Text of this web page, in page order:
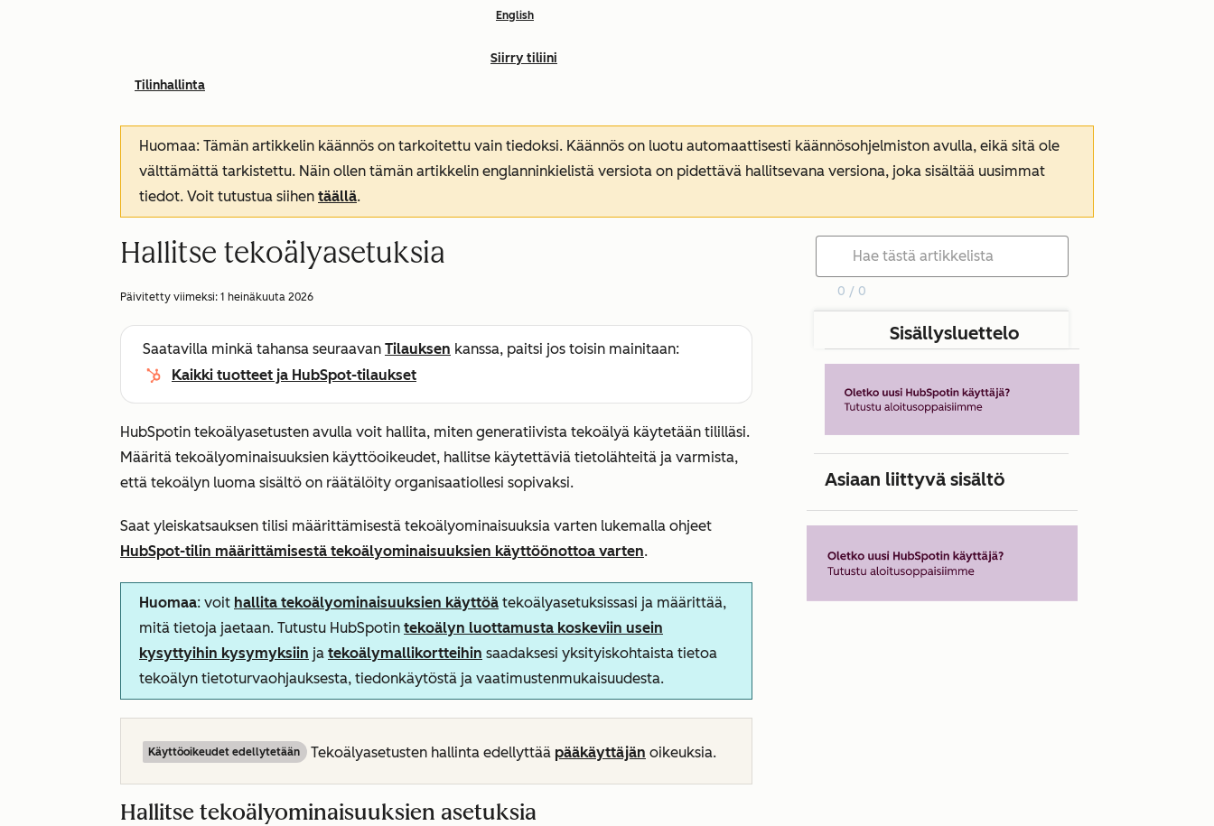
English
Siirry tiliini
Tilinhallinta
Huomaa: Tämän artikkelin käännös on tarkoitettu vain tiedoksi. Käännös on luotu automaattisesti käännösohjelmiston avulla, eikä sitä ole
välttämättä tarkistettu. Näin ollen tämän artikkelin englanninkielistä versiota on pidettävä hallitsevana versiona, joka sisältää uusimmat
tiedot. Voit tutustua siihen täällä.
Hallitse tekoälyasetuksia
Päivitetty viimeksi: 1 heinäkuuta 2026
Saatavilla minkä tahansa seuraavan Tilauksen kanssa, paitsi jos toisin mainitaan:
Kaikki tuotteet ja HubSpot-tilaukset
HubSpotin tekoälyasetusten avulla voit hallita, miten generatiivista tekoälyä käytetään tililläsi.
Määritä tekoälyominaisuuksien käyttöoikeudet, hallitse käytettäviä tietolähteitä ja varmista,
että tekoälyn luoma sisältö on räätälöity organisaatiollesi sopivaksi.
Saat yleiskatsauksen tilisi määrittämisestä tekoälyominaisuuksia varten lukemalla ohjeet
HubSpot-tilin määrittämisestä tekoälyominaisuuksien käyttöönottoa varten.
Huomaa: voit hallita tekoälyominaisuuksien käyttöä tekoälyasetuksissasi ja määrittää,
mitä tietoja jaetaan. Tutustu HubSpotin tekoälyn luottamusta koskeviin usein
kysyttyihin kysymyksiin ja tekoälymallikortteihin saadaksesi yksityiskohtaista tietoa
tekoälyn tietoturvaohjauksesta, tiedonkäytöstä ja vaatimustenmukaisuudesta.
Käyttöoikeudet edellytetään Tekoälyasetusten hallinta edellyttää pääkäyttäjän oikeuksia.
Hallitse tekoälyominaisuuksien asetuksia
0 / 0
Sisällysluettelo
Asiaan liittyvä sisältö